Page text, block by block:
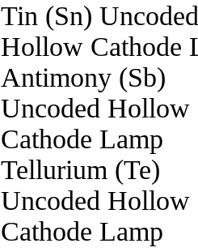
Tin (Sn) Uncoded
Hollow Cathode
Antimony (Sb)
Uncoded Hollow
Cathode Lamp
Tellurium (Te)
Uncoded Hollow
Cathode Lamp